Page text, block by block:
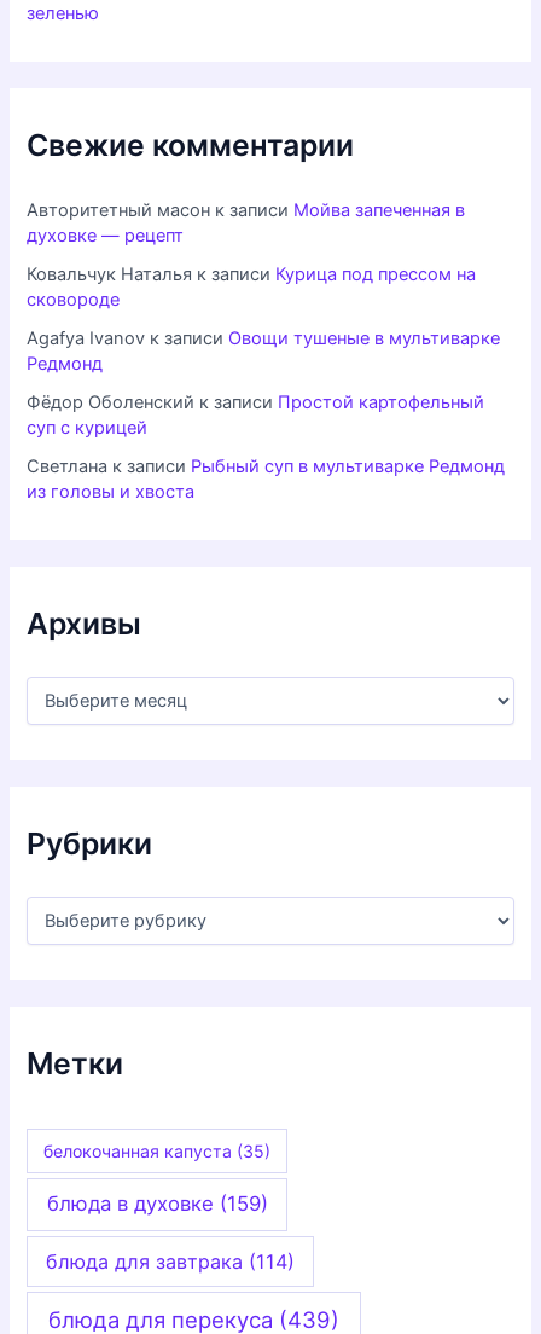
зеленью
Свежие комментарии
Авторитетный масон к записи Мойва запеченная в
духовке — рецепт
Ковальчук Наталья к записи Курица под прессом на
сковороде
Agafya Ivanov к записи Овощи тушеные в мультиварке
Редмонд
Фёдор Оболенский к записи Простой картофельный
суп с курицей
Светлана к записи Рыбный суп в мультиварке Редмонд
из головы и хвоста
Архивы
Рубрики
и
Метки
белокочанная капуста (35)
блюда в духовке (159)
блюда для завтрака (114)
блюда для перекуса (439)